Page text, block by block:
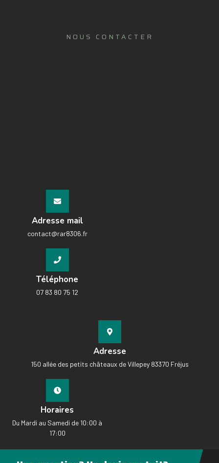
NOUS CONTACTER
Adresse mail
contact@rar8306.fr
Téléphone
07 83 80 75 12
Adresse
150 allée des petits châteaux de Villepey 83370 Fréjus
Horaires
Du Mardi au Samedi de 10:00 à
17:00